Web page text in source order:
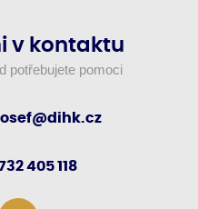
v kontaktu
potřebujete pomoci
405 118